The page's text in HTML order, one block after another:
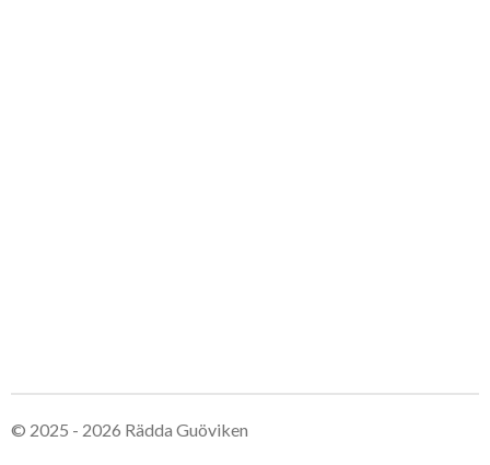
© 2025 - 2026 Rädda Guöviken